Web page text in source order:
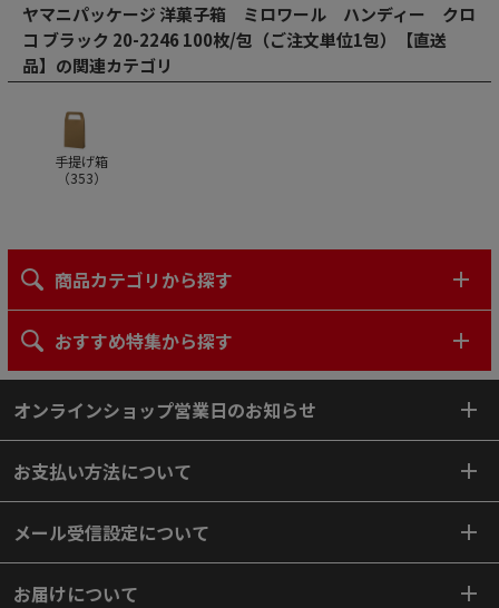
ヤマニパッケージ 洋菓子箱 ミロワール ハンディー クロ
コ ブラック 20-2246 100枚/包（ご注文単位1包）【直送
品】の関連カテゴリ
手提げ箱
（353）
商品カテゴリから探す
おすすめ特集から探す
オンラインショップ営業日のお知らせ
お支払い方法について
メール受信設定について
お届けについて